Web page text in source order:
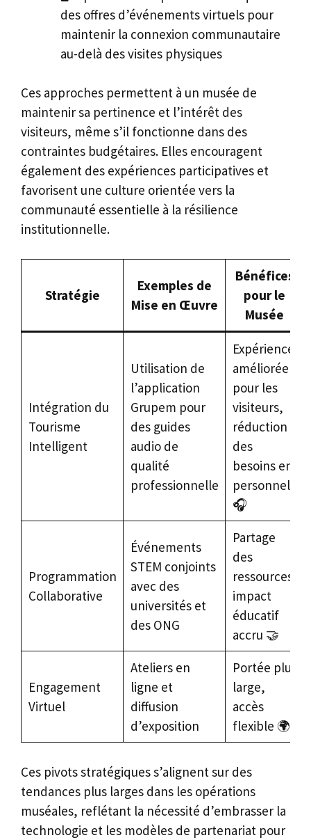
des offres d’événements virtuels pour
maintenir la connexion communautaire
au-delà des visites physiques
Ces approches permettent à un musée de
maintenir sa pertinence et l’intérêt des
visiteurs, même s’il fonctionne dans des
contraintes budgétaires. Elles encouragent
également des expériences participatives et
favorisent une culture orientée vers la
communauté essentielle à la résilience
institutionnelle.
Stratégie
Exemples de
Mise en Œuvre
Bénéfices
pour le
Musée
Intégration du
Tourisme
Intelligent
Utilisation de
l’application
Grupem pour
des guides
audio de
qualité
professionnelle
Expérience
améliorée
pour les
visiteurs,
réduction
des
besoins en
personnel
🎧
Programmation
Collaborative
Événements
STEM conjoints
avec des
universités et
des ONG
Partage
des
ressources,
impact
éducatif
accru 🤝
Engagement
Virtuel
Ateliers en
ligne et
diffusion
d’exposition
Portée plus
large,
accès
flexible 🌍
Ces pivots stratégiques s’alignent sur des
tendances plus larges dans les opérations
muséales, reflétant la nécessité d’embrasser la
technologie et les modèles de partenariat pour